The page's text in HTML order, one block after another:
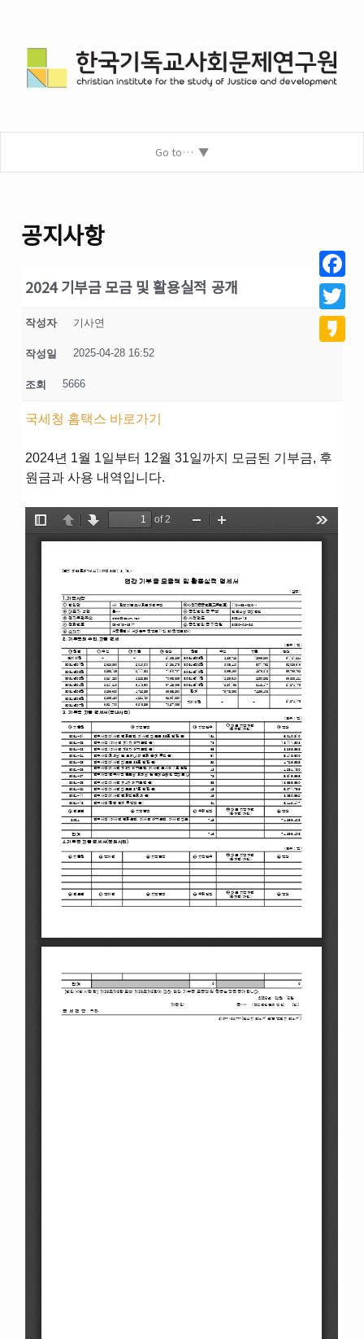
Go to…
공지사항
2024 기부금 모금 및 활용실적 공개
작성자 기사연
작성일 2025-04-28 16:52
조회 5666
국세청 홈택스 바로가기
2024년 1월 1일부터 12월 31일까지 모금된 기부금, 후
원금과 사용 내역입니다.
Twitter